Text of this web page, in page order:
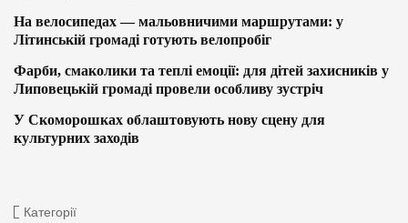
На велосипедах — мальовничими маршрутами: у
Літинській громаді готують велопробіг
Фарби, смаколики та теплі емоції: для дітей захисників у
Липовецькій громаді провели особливу зустріч
У Скоморошках облаштовують нову сцену для
культурних заходів
Категорії